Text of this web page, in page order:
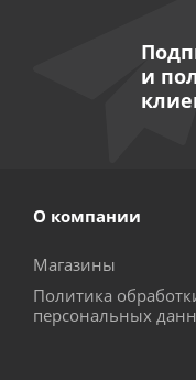
и
О компании
Магазины
Политика
персональных